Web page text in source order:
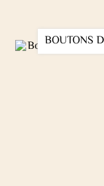
BOUTONS